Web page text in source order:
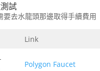
試
要去水龍頭那邊取得手續費用
Link
Polygon Faucet